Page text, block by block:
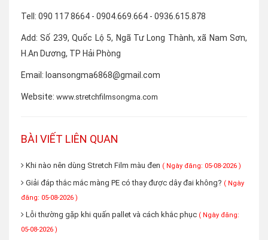
Tell: 090 117 8664 - 0904.669.664 - 0936.615.878
Add: Số 239, Quốc Lộ 5, Ngã Tư Long Thành, xã Nam Sơn,
H.An Dương, TP Hải Phòng
Email: loansongma6868@gmail.com
Website: www.stretchfilmsongma.com
BÀI VIẾT LIÊN QUAN
Khi nào nên dùng Stretch Film màu đen ( Ngày đăng: 05-08-2026 )
Giải đáp thắc mắc màng PE có thay được dây đai không? ( Ngày
đăng: 05-08-2026 )
Lỗi thường gặp khi quấn pallet và cách khắc phục ( Ngày đăng:
05-08-2026 )